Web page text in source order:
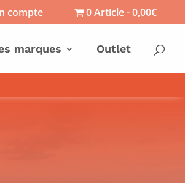
compte 0 Article 0,00€
marques Outlet